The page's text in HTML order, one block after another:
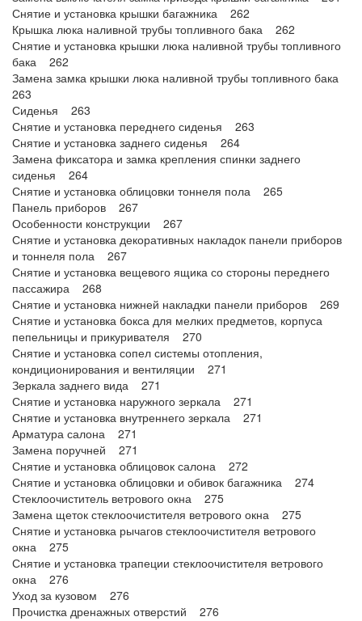
Снятие и установка крышки багажника 262
Крышка люка наливной трубы топливного бака 262
Снятие и установка крышки люка наливной трубы топливного
бака 262
Замена замка крышки люка наливной трубы топливного бака
263
Сиденья 263
Снятие и установка переднего сиденья 263
Снятие и установка заднего сиденья 264
Замена фиксатора и замка крепления спинки заднего
сиденья 264
Снятие и установка облицовки тоннеля пола 265
Панель приборов 267
Особенности конструкции 267
Снятие и установка декоративных накладок панели приборов
и тоннеля пола 267
Снятие и установка вещевого ящика со стороны переднего
пассажира 268
Снятие и установка нижней накладки панели приборов 269
Снятие и установка бокса для мелких предметов, корпуса
пепельницы и прикуривателя 270
Снятие и установка сопел системы отопления,
кондиционирования и вентиляции 271
Зеркала заднего вида 271
Снятие и установка наружного зеркала 271
Снятие и установка внутреннего зеркала 271
Арматура салона 271
Замена поручней 271
Снятие и установка облицовок салона 272
Снятие и установка облицовки и обивок багажника 274
Стеклоочиститель ветрового окна 275
Замена щеток стеклоочистителя ветрового окна 275
Снятие и установка рычагов стеклоочистителя ветрового
окна 275
Снятие и установка трапеции стеклоочистителя ветрового
окна 276
Уход за кузовом 276
Прочистка дренажных отверстий 276